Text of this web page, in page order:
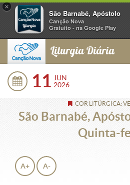
×
São Barnabé, Apóstolo
Canção Nova
Gratuito - na Google Play
Liturgia Diária
11 JUN
2026
COR LITÚRGICA:
São Barnabé,
Quinta-
A+ A-